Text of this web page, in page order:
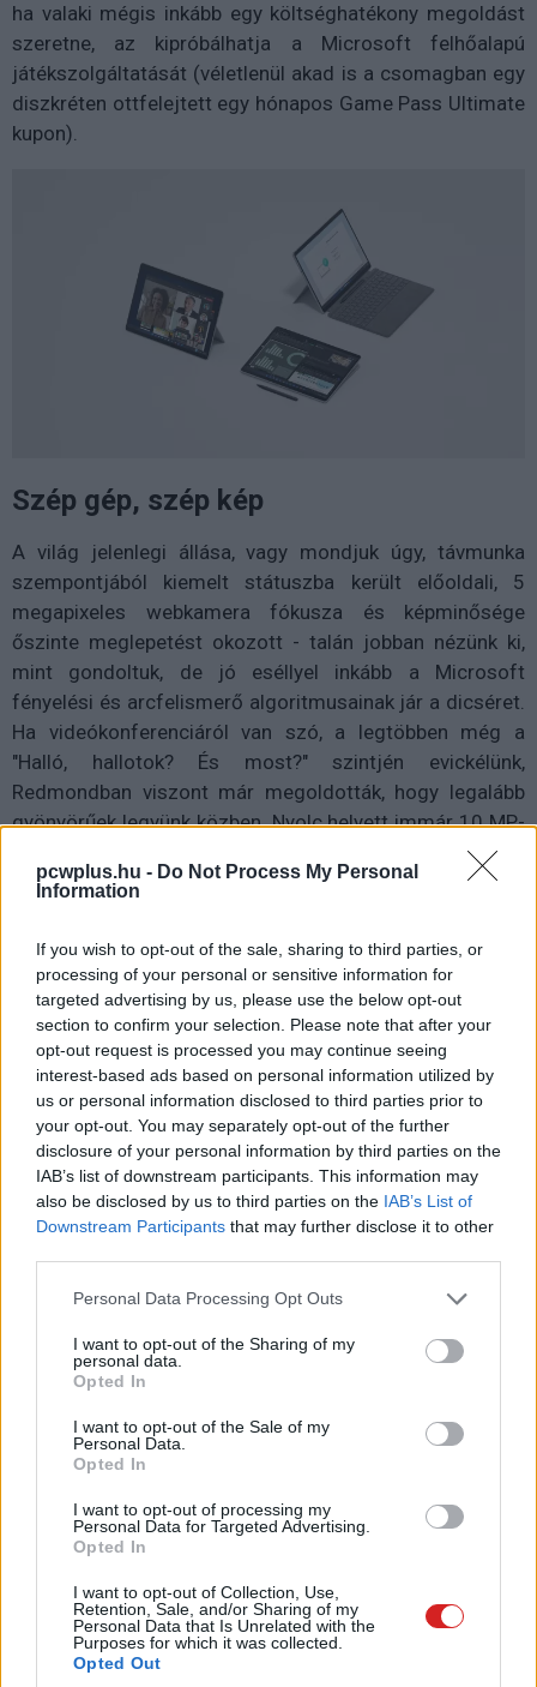
pcwplus.hu - Do Not Process My Personal
Information
If you wish to opt-out of the sale, sharing to third parties, or
processing of your personal or sensitive information for
targeted advertising by us, please use the below opt-out
section to confirm your selection. Please note that after your
opt-out request is processed you may continue seeing
interest-based ads based on personal information utilized by
us or personal information disclosed to third parties prior to
your opt-out. You may separately opt-out of the further
disclosure of your personal information by third parties on the
IAB’s list of downstream participants. This information may
also be disclosed by us to third parties on the IAB’s List of
Downstream Participants that may further disclose it to other
Please note that this website/app uses one or more Google
not limited to your visit or usage behaviour. You may click to
grant or deny consent to Google and its third-party tags to
use your data for below specified purposes in below Google
consent section.
Personal Data Processing Opt Outs
I want to opt-out of the Sharing of my
personal data.
Opted In
I want to opt-out of the Sale of my
Personal Data.
Opted In
I want to opt-out of processing my
Personal Data for Targeted Advertising.
Opted In
I want to opt-out of Collection, Use,
Retention, Sale, and/or Sharing of my
Personal Data that Is Unrelated with the
Purposes for which it was collected.
Opted Out
ha valaki mégis inkább egy költséghatékony megoldást
szeretne, az kipróbálhatja a Microsoft felhőalapú
játékszolgáltatását (véletlenül akad is a csomagban egy
diszkréten ottfelejtett egy hónapos Game Pass Ultimate
kupon).
Szép gép, szép kép
A világ jelenlegi állása, vagy mondjuk úgy, távmunka
szempontjából kiemelt státuszba került előoldali, 5
megapixeles webkamera fókusza és képminősége
őszinte meglepetést okozott - talán jobban nézünk ki,
mint gondoltuk, de jó eséllyel inkább a Microsoft
fényelési és arcfelismerő algoritmusainak jár a dicséret.
Ha videókonferenciáról van szó, a legtöbben még a
"Halló, hallotok? És most?" szintjén evickélünk,
Redmondban viszont már megoldották, hogy legalább
gyönyörűek legyünk közben. Nyolc helyett immár 10 MP-
es a hátlapi kamera (amit a OneNote jegyzetekhez táblát
befotózó diákok bizonyára értékelnek), de 4K-videót is
helyett 2 W), és a Dolby Atmos térhangzásával együtt
lényegesen szebben, erőteljesebben szólal meg minden.
A Surface Pro 8 tehát olyan eszköz, amilyennek a
Microsoft szánta: erőben és flexibilitásban mindent
nyújt, ami a Surface termékcsalád lényege. Árazása a
prémium kategóriához igazított, de többféle
konfigurációval alakítható (11. generációs Intel i3-i7, 8-
16 GB RAM, 128 GB-1 TB SSD) - itthon ebben az öt
változatban kerül forgalomba:
Intel Core i5, 8 GB RAM, 256 GB SSD (platina és grafit
Intel Core i5, 16 GB RAM, 256 GB SSD (platina és grafit
színben)
Intel Core i7, 16 GB RAM, 256 GB SSD (platina
színben)
Intel Core i7, 16 GB RAM, 512 GB SSD (platina
színben)
Viszont bár külön megvásárolható, gyakorlatilag
alapvető része a Surface Pro 8 szettnek a korábban már
többször is méltatott, kiváló Surface Pro Signature
billentyűzet (vagy a Surface Pro X Keyboard, mellyel